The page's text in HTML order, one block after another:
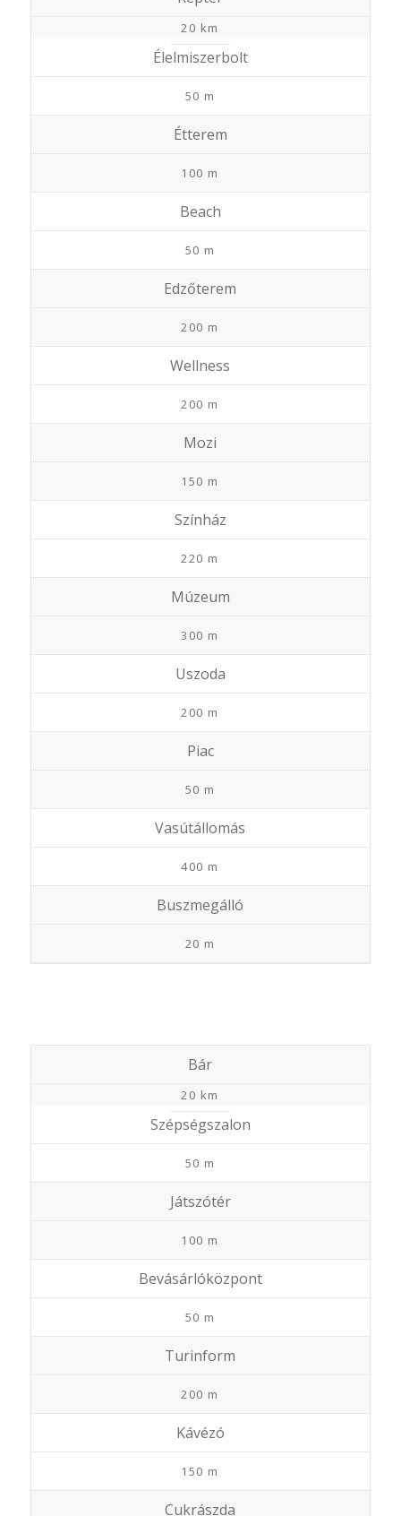
20 km
Élelmiszerbolt
50 m
Étterem
100 m
Beach
50 m
Edzőterem
200 m
Wellness
200 m
Mozi
150 m
Színház
220 m
Múzeum
300 m
Uszoda
200 m
Piac
50 m
Vasútállomás
400 m
Buszmegálló
20 m
Bár
20 km
Szépségszalon
50 m
Játszótér
100 m
Bevásárlóközpont
50 m
Turinform
200 m
Kávézó
150 m
Cukrászda